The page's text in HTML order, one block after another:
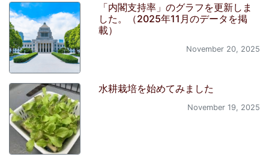
「内閣支持率」のグラフを更新しま
した。（2025年11月のデータを掲
載）
November 20, 2025
水耕栽培を始めてみました
November 19, 2025